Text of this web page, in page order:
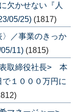
欠かせない『人
05/25) (1817)
／事業のきっか
11) (1815)
取締役社長> 本
１０００万円に